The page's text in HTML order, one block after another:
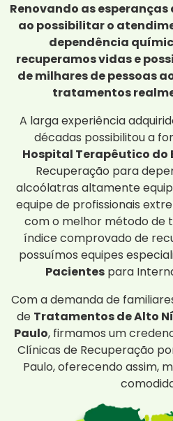
Renovando as esperanças
ao possibilitar o
dependência
recuperamos vidas e
de milhares de pessoas
tratamentos
A larga experiência
décadas possibilitou a
Hospital Terapêutico do
Recuperação para
alcoólatras altamente
equipe de profissionais
com o melhor método de
índice comprovado de
possuímos equipes
Pacientes para
Com a demanda de
de Tratamentos de Alto
Paulo, firmamos um
Clínicas de Recuperação
Paulo, oferecendo assim,